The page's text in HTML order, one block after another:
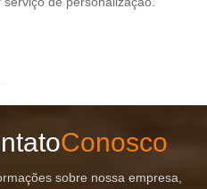
Conosco
sobre nossa empresa,